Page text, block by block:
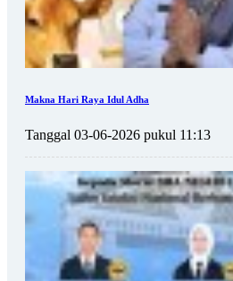
Makna Hari Raya Idul Adha
Tanggal 03-06-2026 pukul 11:13